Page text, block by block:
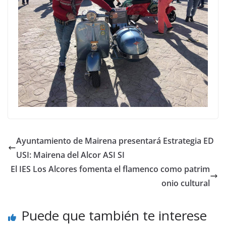
Ayuntamiento de Mairena presentará Estrategia ED
USI: Mairena del Alcor ASI SI
El IES Los Alcores fomenta el flamenco como patrim
onio cultural
Puede que también te interese